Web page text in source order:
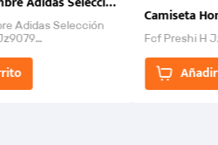
Adidas Selección
Camiseta
Fcf Preshi H